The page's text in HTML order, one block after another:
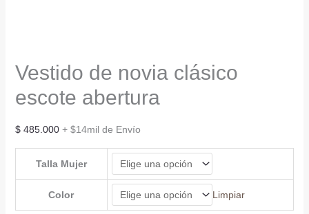
Vestido de novia clásico
escote abertura
$485.000 + $14mil de Envío
Talla Mujer
Color Limpiar